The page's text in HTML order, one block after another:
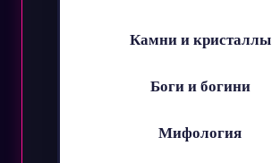
Камни и кристаллы
Боги и богини
Мифология